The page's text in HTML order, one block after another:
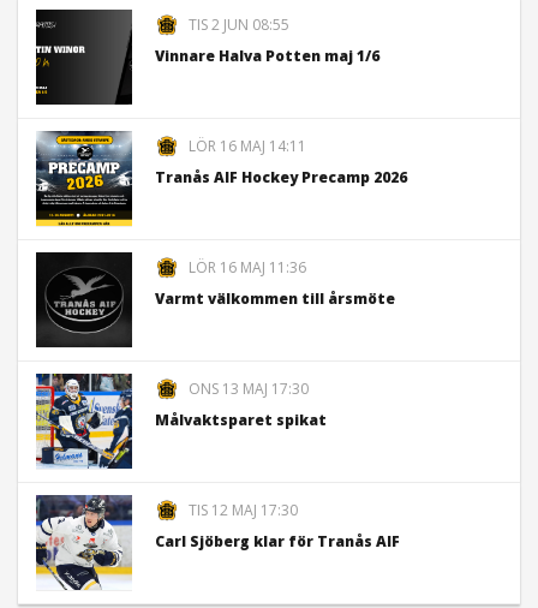
TIS 2 JUN 08:55
Vinnare Halva Potten maj 1/6
LÖR 16 MAJ 14:11
Tranås AIF Hockey Precamp 2026
LÖR 16 MAJ 11:36
Varmt välkommen till årsmöte
ONS 13 MAJ 17:30
Målvaktsparet spikat
TIS 12 MAJ 17:30
Carl Sjöberg klar för Tranås AIF